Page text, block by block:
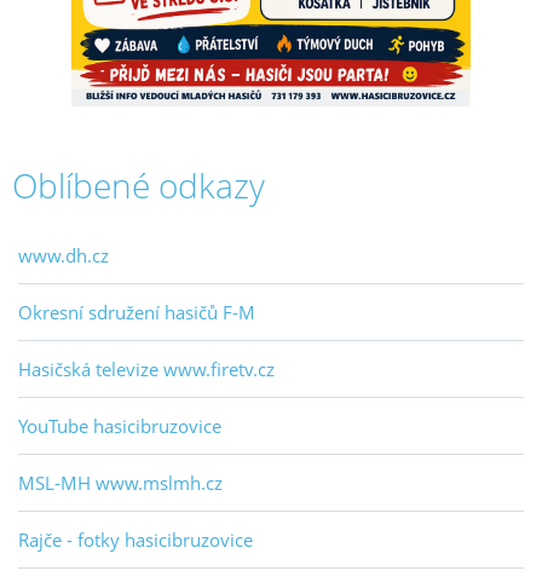
Oblíbené odkazy
www.dh.cz
Okresní sdružení hasičů F-M
Hasičská televize www.firetv.cz
YouTube hasicibruzovice
MSL-MH www.mslmh.cz
Rajče - fotky hasicibruzovice